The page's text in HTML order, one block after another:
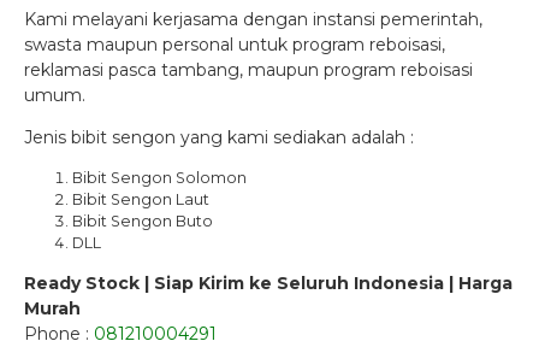
Kami melayani kerjasama dengan instansi pemerintah,
swasta maupun personal untuk program reboisasi,
reklamasi pasca tambang, maupun program reboisasi
umum.
Jenis bibit sengon yang kami sediakan adalah :
Bibit Sengon Solomon
Bibit Sengon Laut
Bibit Sengon Buto
DLL
Ready Stock | Siap Kirim ke Seluruh Indonesia | Harga
Murah
Phone : 081210004291